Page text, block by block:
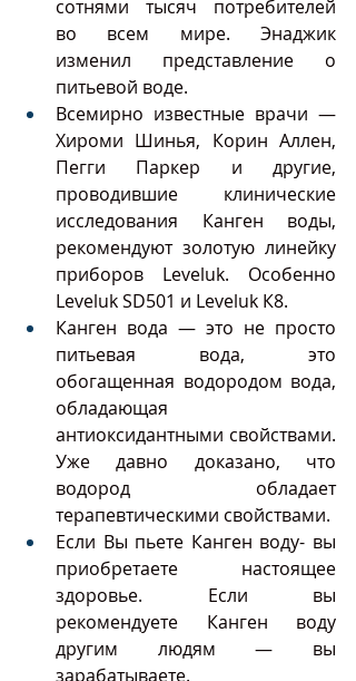
сотнями тысяч потребителей
во всем мире. Энаджик
изменил представление о
питьевой воде.
Всемирно известные врачи —
Хироми Шинья, Корин Аллен,
Пегги Паркер и другие,
проводившие клинические
исследования Канген воды,
рекомендуют золотую линейку
приборов Leveluk. Особенно
Leveluk SD501 и Leveluk К8.
Канген вода — это не просто
питьевая вода, это
обогащенная водородом вода,
обладающая
антиоксидантными свойствами.
Уже давно доказано, что
водород обладает
Если Вы пьете Канген воду- вы
приобретаете настоящее
здоровье. Если вы
рекомендуете Канген воду
другим людям — вы
зарабатываете.